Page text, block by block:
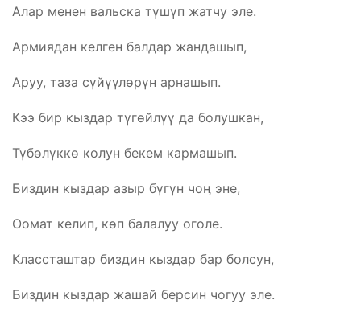
Алар менен вальска түшүп жатчу эле.
Армиядан келген балдар жандашып,
Аруу, таза сүйүүлөрүн арнашып.
Кээ бир кыздар түгөйлүү да болушкан,
Түбөлүккө колун бекем кармашып.
Биздин кыздар азыр бүгүн чоӊ эне,
Оомат келип, көп балалуу оголе.
Классташтар биздин кыздар бар болсун,
Биздин кыздар жашай берсин чогуу эле.